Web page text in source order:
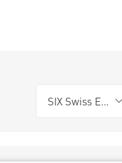
SIX Swiss